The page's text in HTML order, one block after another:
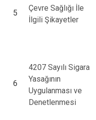
5
Çevre Sağlığı İle
İlgili Şikayetler
6
4207 Sayılı Sigara
Yasağının
Uygulanması ve
Denetlenmesi